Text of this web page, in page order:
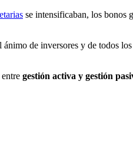
se intensificaban, los bonos
de inversores y de todos
gestión activa y gestión